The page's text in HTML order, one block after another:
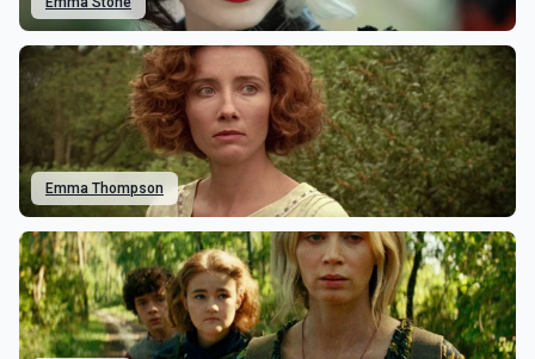
Emma Thompson